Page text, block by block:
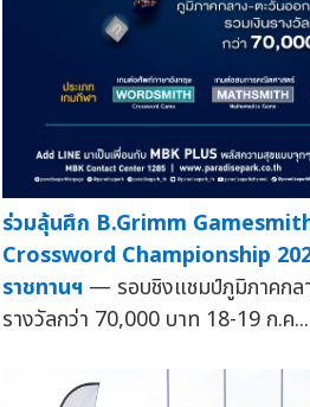
ร่วมลุ้นศึก B.Grimm
Crossword Championship
ราชทานฯ — รอบชิงแชมป์ภูมิภาคกล
รางวัลกว่า 70,000 บาท 18-19 ก.ค...